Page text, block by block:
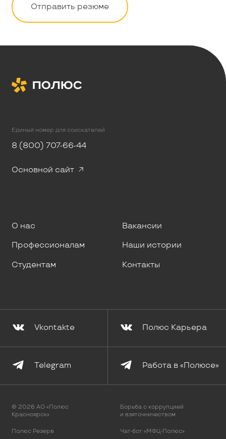
Отправить резюме
Единый номер для соискателей
8 (800) 707-66-44
Основной сайт
О нас Вакансии
Профессионалам Наши истории
Студентам Контакты
Vkontakte Полюс Карьера
Telegram Работа в «Полюсе»
© 2026 АО «Полюс
Красноярск»
Борьба с коррупцией
и взяточничеством
Полюс Резерв Чат-бот «МФЦ-Полюс»